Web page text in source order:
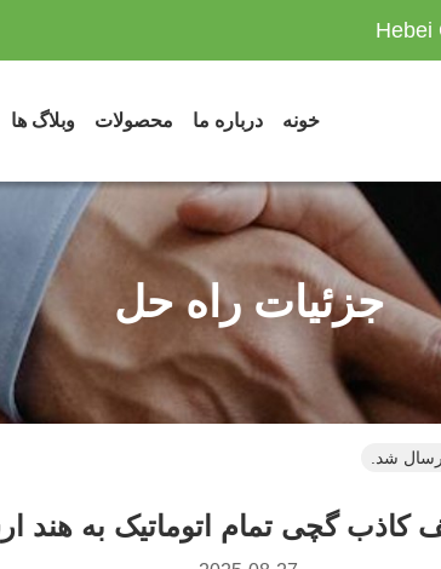
Hebei
خونه درباره ما محصولات وبلاگ ها
جزئیات راه حل
شد.
کاذب گچی تمام اتوماتیک به هند